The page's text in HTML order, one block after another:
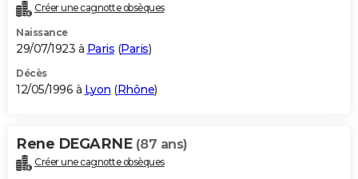
Créer une cagnotte obsèques
Naissance
29/07/1923 à Paris (Paris)
Décès
12/05/1996 à Lyon (Rhône)
Rene DEGARNE (87 ans)
Créer une cagnotte obsèques